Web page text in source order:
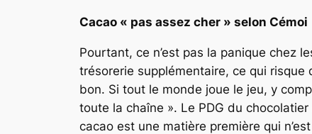
Cacao « pas assez cher » selon Cémoi
Pourtant, ce n’est pas la panique chez
trésorerie supplémentaire, ce qui
bon. Si tout le monde joue le jeu, y
toute la chaîne ». Le PDG du
cacao est une matière première qui